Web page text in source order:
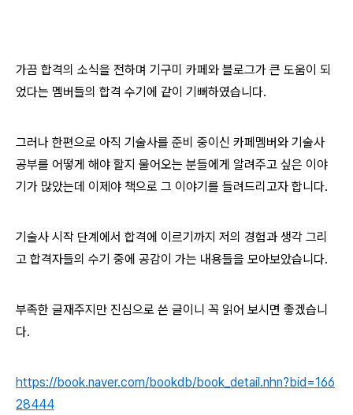
가끔 합격의 소식을 전하며 기구미 카페와 블로그가 큰 도움이 되
었다는 멤버들의 합격 수기에 같이 기뻐하였습니다.
그러나 한편으로 아직 기술사를 준비 중이신 카페멤버와 기술사
공부를 어떻게 해야 할지 물어오는 분들에게 알려주고 싶은 이야
기가 많았는데 이제야 책으로 그 이야기를 들려드리고자 합니다.
기술사 시작 단계에서 합격에 이르기까지 저의 경험과 생각 그리
고 합격자들의 수기 중에 공감이 가는 내용들을 모아보았습니다.
부족한 글재주지만 진심으로 쓴 글이니 꼭 읽어 보시면 좋겠습니
다.
https://book.naver.com/bookdb/book_detail.nhn?bid=166
28444